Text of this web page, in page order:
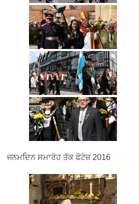
ਜਨਮਦਿਨ ਸਮਾਰੋਹ ਤੱਕ ਫੋਟੋਜ਼ 2016